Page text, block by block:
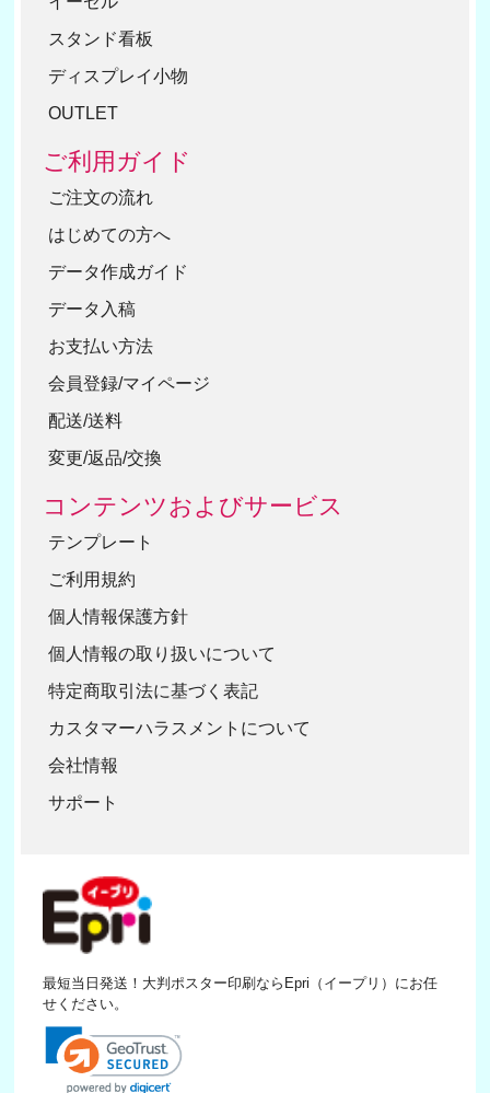
スタンド看板
ディスプレイ小物
OUTLET
ご利用ガイド
ご注文の流れ
はじめての方へ
データ作成ガイド
データ入稿
お支払い方法
会員登録/マイページ
配送/送料
変更/返品/交換
コンテンツおよびサービス
テンプレート
ご利用規約
個人情報保護方針
個人情報の取り扱いについて
特定商取引法に基づく表記
カスタマーハラスメントについて
会社情報
サポート
最短当日発送！大判ポスター印刷ならEpri（イープリ）にお任
せください。